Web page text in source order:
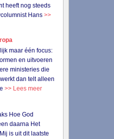
heeft nog steeds
Hans>>
maar één focus:
en uitvoeren
ministeries die
dan telt alleen
>> Lees meer
Hoe God
daarna Het
is uit dit laatste